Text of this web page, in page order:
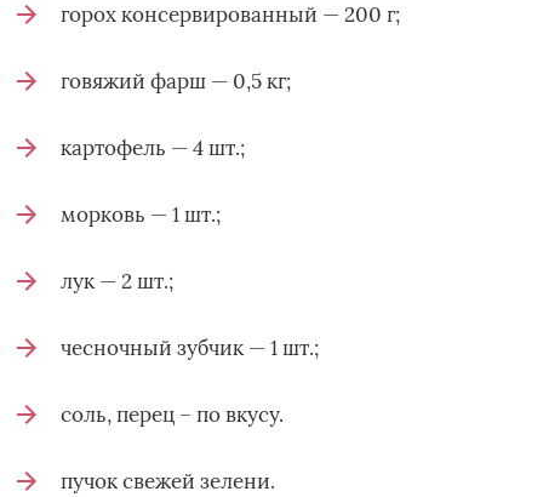
горох консервированный — 200 г;
говяжий фарш — 0,5 кг;
картофель — 4 шт.;
морковь — 1 шт.;
лук — 2 шт.;
чесночный зубчик — 1 шт.;
соль, перец – по вкусу.
пучок свежей зелени.